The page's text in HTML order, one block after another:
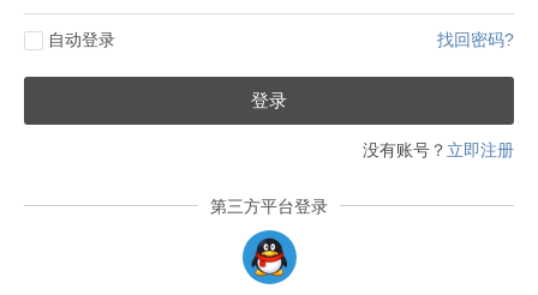
自动登录 找回密码?
登录
没有账号？ 立即注册
第三方平台登录